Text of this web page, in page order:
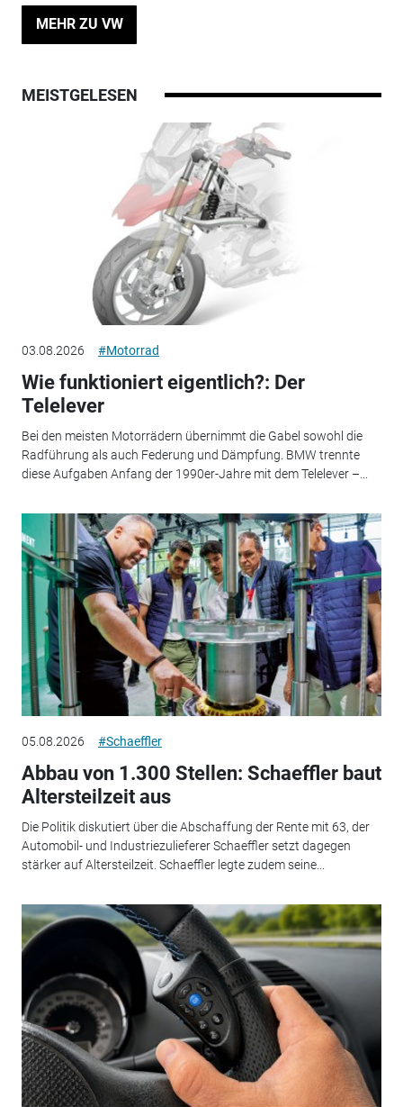
MEHR ZU VW
MEISTGELESEN
03.08.2026 #Motorrad
Wie funktioniert eigentlich?: Der
Telelever
Bei den meisten Motorrädern übernimmt die Gabel sowohl die
Radführung als auch Federung und Dämpfung. BMW trennte
diese Aufgaben Anfang der 1990er-Jahre mit dem Telelever –...
05.08.2026 #Schaeffler
Abbau von 1.300 Stellen: Schaeffler baut
Altersteilzeit aus
Die Politik diskutiert über die Abschaffung der Rente mit 63, der
Automobil- und Industriezulieferer Schaeffler setzt dagegen
stärker auf Altersteilzeit. Schaeffler legte zudem seine...